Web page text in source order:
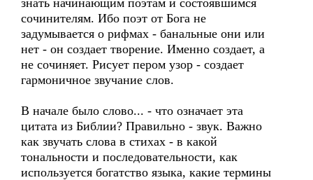
знать начинающим поэтам и состоявшимся
сочинителям. Ибо поэт от Бога не
задумывается о рифмах - банальные они или
нет - он создает творение. Именно создает, а
не сочиняет. Рисует пером узор - создает
гармоничное звучание слов.
В начале было слово... - что означает эта
цитата из Библии? Правильно - звук. Важно
как звучать слова в стихах - в какой
тональности и последовательности, как
используется богатство языка, какие термины